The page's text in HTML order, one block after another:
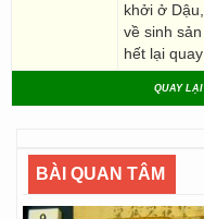
khởi ở
về sinh
hết lại
QUAY LẠI
BÀI QUAN TÂM